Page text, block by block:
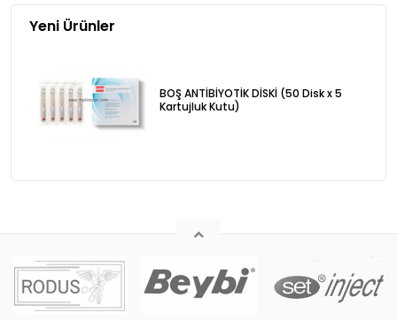
Yeni Ürünler
BOŞ ANTİBİYOTİK DİSKİ (50 Disk x 5
Kartujluk Kutu)